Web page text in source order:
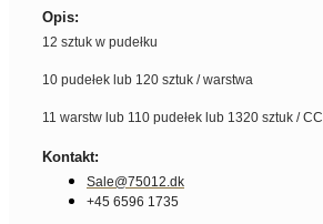
Opis:
12 sztuk w pudełku
10 pudełek lub 120 sztuk / warstwa
11 warstw lub 110 pudełek lub 1320 sztuk / CC
Kontakt:
Sale@75012.dk
+45 6596 1735